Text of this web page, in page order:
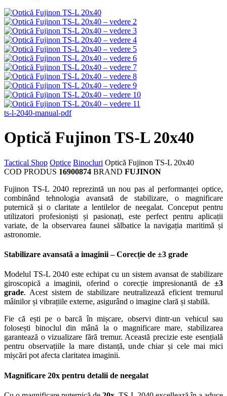
ts-l-2040-manual-pdf
Optică Fujinon TS-L 20x40
Tactical Shop Optice Binocluri Optică Fujinon TS-L 20x40
COD PRODUS 16900874 BRAND FUJINON
Fujinon TS-L 2040 reprezintă un nou pas al performanței optice,
combinând tehnologia avansată de stabilizare, o magnificare
puternică și o claritate a lentilelor de neegalat. Conceput pentru
utilizatori profesioniști și pasionați, este perfect pentru aplicații
variate, de la observarea faunei sălbatice la navigația maritimă și
astronomie.
Stabilizare avansată a imaginii – Corecție de ±3 grade
Modelul TS-L 2040 este echipat cu un sistem avansat de stabilizare
giroscopică a imaginii, oferind o corecție impresionantă de ±3
grade. Acest sistem de stabilizare neutralizează eficient tremurul
mâinilor și vibrațiile externe, asigurând o imagine clară și stabilă.
Fie că ești pe o barcă în mișcare, observi dintr-un vehicul sau
folosești binoclul din mână la o magnificare mare, stabilizarea
garantează o vizualizare fără tremur. Această precizie este esențială
pentru observațiile la mare distanță, unde chiar și cele mai mici
mișcări pot afecta claritatea imaginii.
Magnificare 20x pentru detalii de neegalat